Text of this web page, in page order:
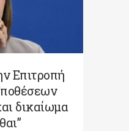
Επιτροπή
δικαίωμα